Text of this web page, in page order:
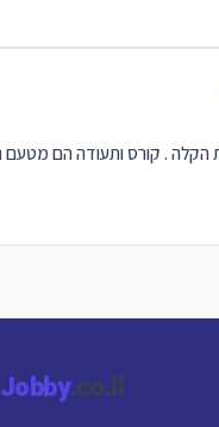
Jobby.co.il